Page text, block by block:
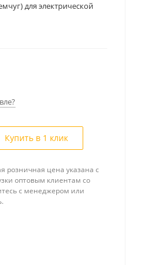
для электрической
Купить в 1 клик
розничная цена указана с
оптовым клиентам со
с менеджером или